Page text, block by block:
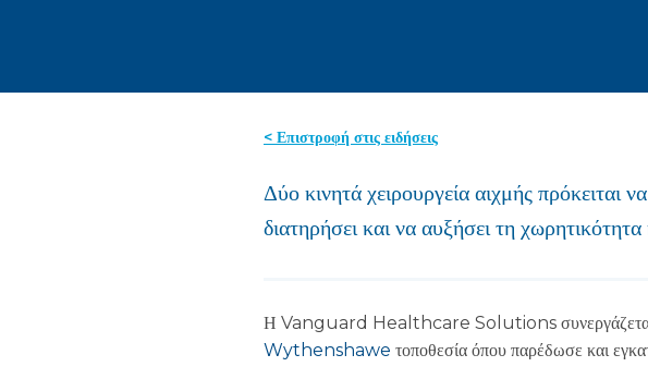
< Επιστροφή στις ειδήσεις
Δύο κινητά χειρουργεία αιχμής
διατηρήσει και να αυξήσει τη
Η Vanguard Healthcare Solutions συνεργάζεται
Wythenshawe τοποθεσία όπου παρέδωσε και